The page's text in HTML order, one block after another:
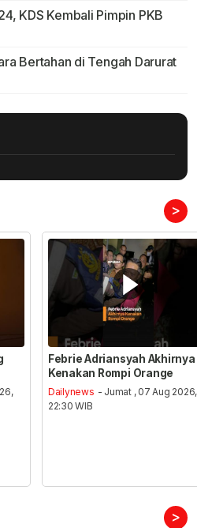
KDS Kembali Pimpin PKB
Bertahan di Tengah Darurat
>
Febrie Adriansyah Akhirnya
Kenakan Rompi Orange
Dailynews - Jumat , 07 Aug 2026,
22:30 WIB
>